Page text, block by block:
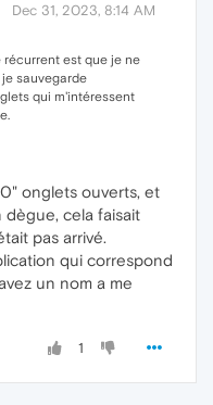
Dec 31, 2023, 8:14 AM
récurrent est que je ne
sauvegarde
qui m'intéressent
onglets ouverts, et
dègue, cela faisait
pas arrivé.
qui correspond
un nom a me
1